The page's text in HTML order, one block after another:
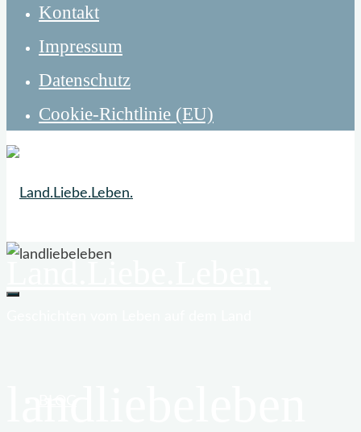
Kontakt
Impressum
Datenschutz
Cookie-Richtlinie (EU)